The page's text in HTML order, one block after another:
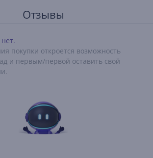
Отзывы
покупки откроется возможность
и первым/первой оставить свой